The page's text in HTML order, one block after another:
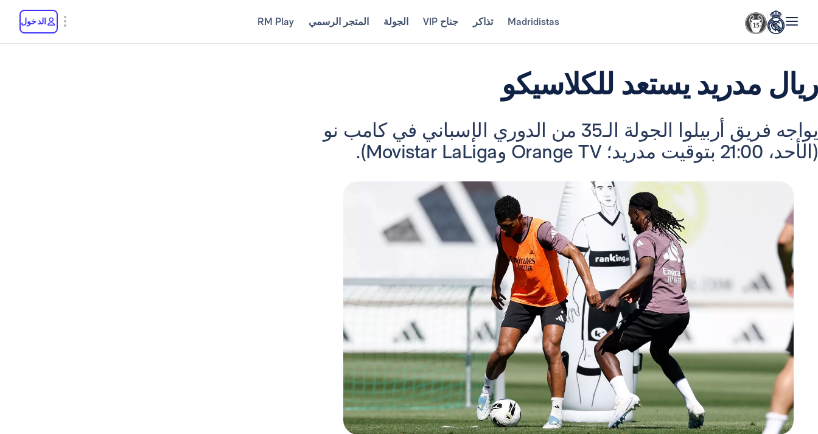
Madridistas تذاكر جناح VIP الجولة المتجر الرسمي RM Play الدخول
ريال مدريد يستعد للكلاسيكو
يواجه فريق أربيلوا الجولة الـ35 من الدوري الإسباني في كامب نو
(الأحد، 21:00 بتوقيت مدريد؛ Orange TV وMovistar LaLiga).